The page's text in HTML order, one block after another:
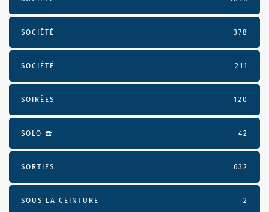
SOCIÉTÉ 378
SOCIÉTÉ 211
SOIRÉES 120
SOLO ☎️ 42
SORTIES 632
SOUS LA CEINTURE 2